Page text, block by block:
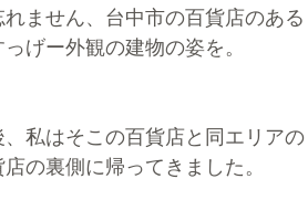
れません、台中市の百貨店のあ
っげー外観の建物の姿を。
、私はそこの百貨店と同エリアの
の裏側に帰ってきました。